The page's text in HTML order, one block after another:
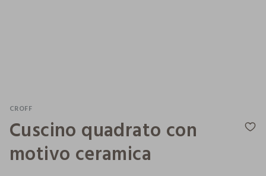
CROFF
Cuscino quadrato con
motivo ceramica